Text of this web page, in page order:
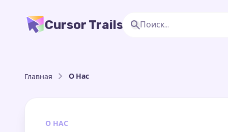
Cursor Trails
Главная О Нас
О НАС